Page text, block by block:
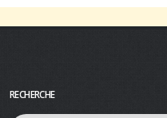
RECHERCHE